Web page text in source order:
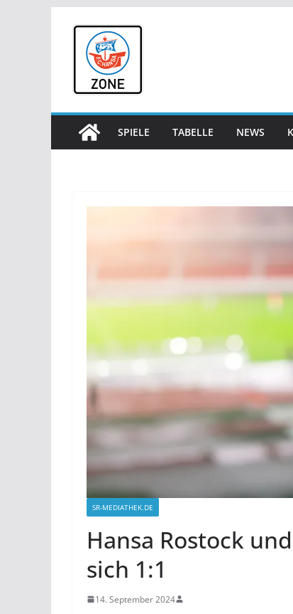
springen
SPIELE TABELLE NEWS
SR-MEDIATHEK.DE
Hansa Rostock
sich 1:1
14. September 2024